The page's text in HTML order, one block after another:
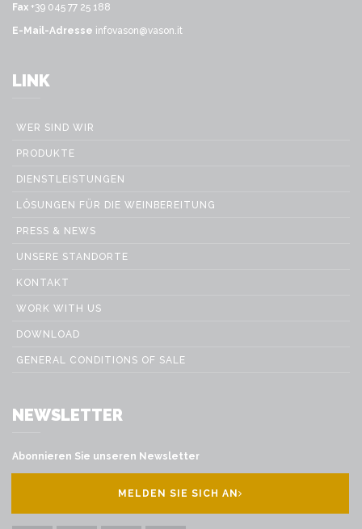
Fax +39 045 77 25 188
E-Mail-Adresse infovason@vason.it
LINK
WER SIND WIR
PRODUKTE
DIENSTLEISTUNGEN
LÖSUNGEN FÜR DIE WEINBEREITUNG
PRESS & NEWS
UNSERE STANDORTE
KONTAKT
WORK WITH US
DOWNLOAD
GENERAL CONDITIONS OF SALE
NEWSLETTER
Abonnieren Sie unseren Newsletter
MELDEN SIE SICH AN